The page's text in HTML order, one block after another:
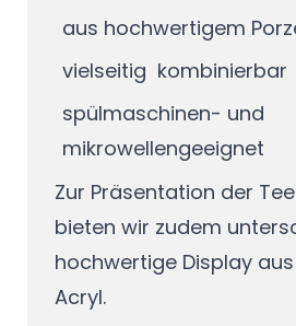
aus hochwertigem
vielseitig kombinierbar
spülmaschinen- und
mikrowellengeeignet
Zur Präsentation der
bieten wir zudem
hochwertige Display
Acryl.